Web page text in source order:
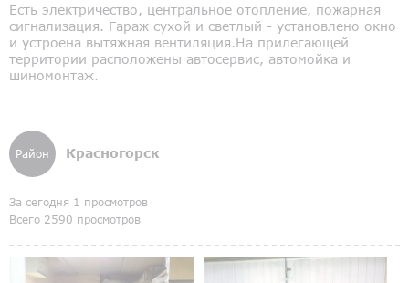
Есть электричество, центральное отопление, пожарная
сигнализация. Гараж сухой и светлый - установлено окно
и устроена вытяжная вентиляция.На прилегающей
территории расположены автосервис, автомойка и
шиномонтаж.
Район Красногорск
За сегодня 1 просмотров
Всего 2590 просмотров